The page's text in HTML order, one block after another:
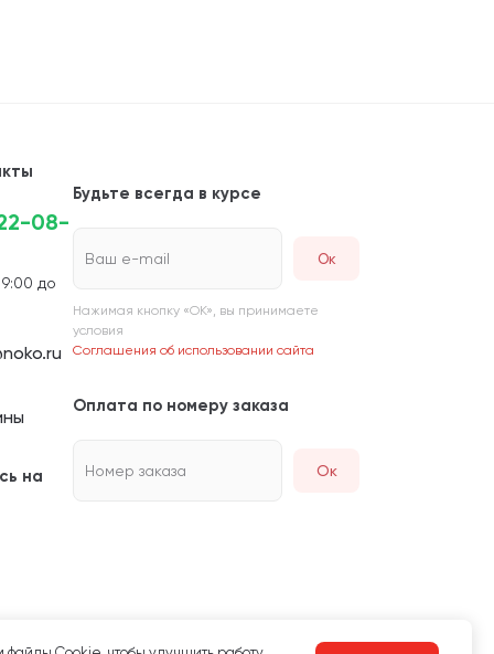
08-
до
на
Будьте всегда в курсе
Ваш e-mail
Нажимая кнопку «ОК», вы принимаете
условия
Соглашения об использовании сайта
Оплата по номеру заказа
Номер заказа Ок